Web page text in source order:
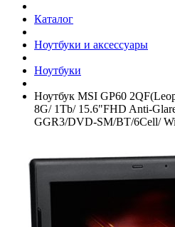
Каталог
Ноутбуки и аксессуары
Ноутбуки
Ноутбук MSI GP60
8G/­ 1Tb/­ 15.6"FHD Anti-
GGR3/­DVD-SM/­BT/­6Cell/­